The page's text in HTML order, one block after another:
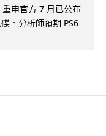
申官方 7 月已公布
。分析師預期 PS6